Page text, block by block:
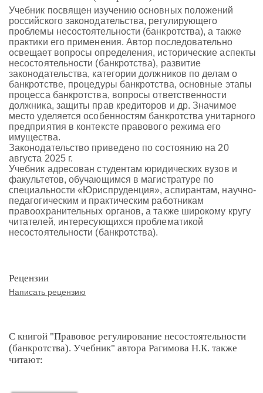
Учебник посвящен изучению основных положений
российского законодательства, регулирующего
проблемы несостоятельности (банкротства), а также
практики его применения. Автор последовательно
освещает вопросы определения, исторические аспекты
несостоятельности (банкротства), развитие
законодательства, категории должников по делам о
банкротстве, процедуры банкротства, основные этапы
процесса банкротства, вопросы ответственности
должника, защиты прав кредиторов и др. Значимое
место уделяется особенностям банкротства унитарного
предприятия в контексте правового режима его
имущества.
Законодательство приведено по состоянию на 20
августа 2025 г.
Учебник адресован студентам юридических вузов и
факультетов, обучающимся в магистратуре по
специальности «Юриспруденция», аспирантам, научно-
педагогическим и практическим работникам
правоохранительных органов, а также широкому кругу
читателей, интересующихся проблематикой
несостоятельности (банкротства).
Рецензии
Написать рецензию
С книгой "Правовое регулирование несостоятельности
(банкротства). Учебник" автора Рагимова Н.К. также
читают: